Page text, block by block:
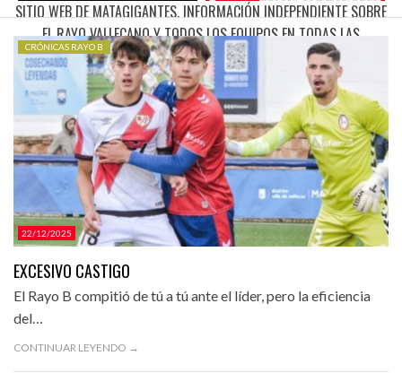
SITIO WEB DE MATAGIGANTES. INFORMACIÓN INDEPENDIENTE SOBRE
EL RAYO VALLECANO Y TODOS LOS EQUIPOS EN TODAS LAS
CATEGORÍAS.
22/12/2025
CRÓNICAS RAYO B
EXCESIVO CASTIGO
El Rayo B compitió de tú a tú ante el líder, pero la eficiencia
del…
CONTINUAR LEYENDO →